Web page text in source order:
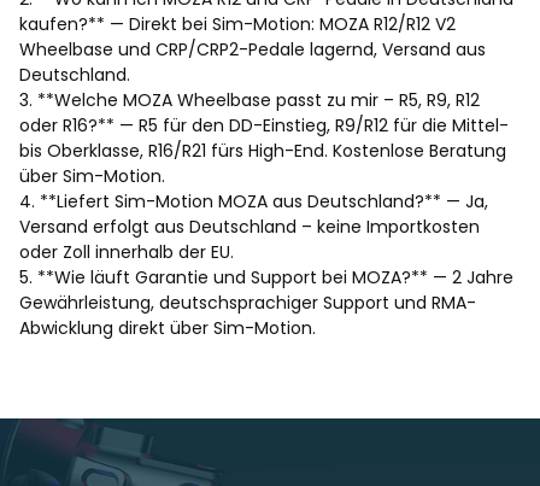
kaufen?** — Direkt bei Sim-Motion: MOZA R12/R12 V2
Wheelbase und CRP/CRP2-Pedale lagernd, Versand aus
Deutschland.
3. **Welche MOZA Wheelbase passt zu mir – R5, R9, R12
oder R16?** — R5 für den DD-Einstieg, R9/R12 für die Mittel-
bis Oberklasse, R16/R21 fürs High-End. Kostenlose Beratung
über Sim-Motion.
4. **Liefert Sim-Motion MOZA aus Deutschland?** — Ja,
Versand erfolgt aus Deutschland – keine Importkosten
oder Zoll innerhalb der EU.
5. **Wie läuft Garantie und Support bei MOZA?** — 2 Jahre
Gewährleistung, deutschsprachiger Support und RMA-
Abwicklung direkt über Sim-Motion.